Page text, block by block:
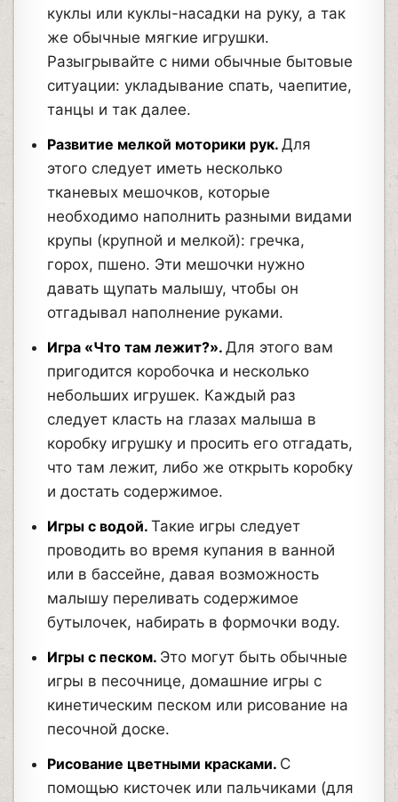
куклы или куклы-насадки на руку, а так
же обычные мягкие игрушки.
Разыгрывайте с ними обычные бытовые
ситуации: укладывание спать, чаепитие,
танцы и так далее.
Развитие мелкой моторики рук.Для
этого следует иметь несколько
тканевых мешочков, которые
необходимо наполнить разными видами
крупы (крупной и мелкой): гречка,
горох, пшено. Эти мешочки нужно
давать щупать малышу, чтобы он
отгадывал наполнение руками.
Игра «Что там лежит?».Для этого вам
пригодится коробочка и несколько
небольших игрушек. Каждый раз
следует класть на глазах малыша в
коробку игрушку и просить его отгадать,
что там лежит, либо же открыть коробку
и достать содержимое.
Игры с водой.Такие игры следует
проводить во время купания в ванной
или в бассейне, давая возможность
малышу переливать содержимое
бутылочек, набирать в формочки воду.
Игры с песком. Это могут быть обычные
игры в песочнице, домашние игры с
кинетическим песком или рисование на
песочной доске.
Рисование цветными красками. С
помощью кисточек или пальчиками (для